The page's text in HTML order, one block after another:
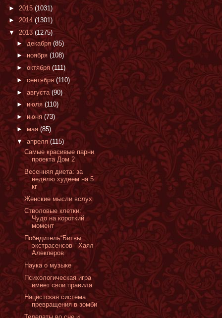
► 2015 (1031)
►2014 (1301)
▼ 2013 (1275)
►декабря (85)
► ноября (108)
► октября(111)
► сентября (110)
► августа(90)
► июля (110)
► июня(73)
► мая (85)
▼апреля (115)
Самые красивые парни
проекта Дом 2
Весенняя диета: за
неделю худеем на 5
кг
Женские мысли вслух
Стволовые клетки:
Чудо на короткий
момент
Победитель“Битвы
экстрасенсов ” Хаял
Алекперов
Наука о музыке
Психологическая игра
имеет свои правила
Нацистская система
превращения в зомби